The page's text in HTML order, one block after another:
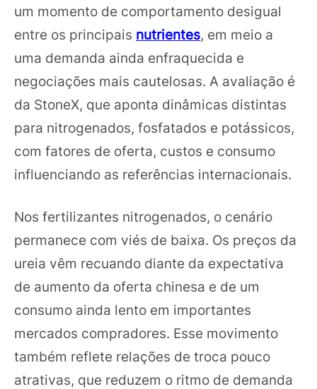
um momento de comportamento desigual
entre os principais nutrientes, em meio a
uma demanda ainda enfraquecida e
negociações mais cautelosas. A avaliação é
da StoneX, que aponta dinâmicas distintas
para nitrogenados, fosfatados e potássicos,
com fatores de oferta, custos e consumo
influenciando as referências internacionais.
Nos fertilizantes nitrogenados, o cenário
permanece com viés de baixa. Os preços da
ureia vêm recuando diante da expectativa
de aumento da oferta chinesa e de um
consumo ainda lento em importantes
mercados compradores. Esse movimento
também reflete relações de troca pouco
atrativas, que reduzem o ritmo de demanda